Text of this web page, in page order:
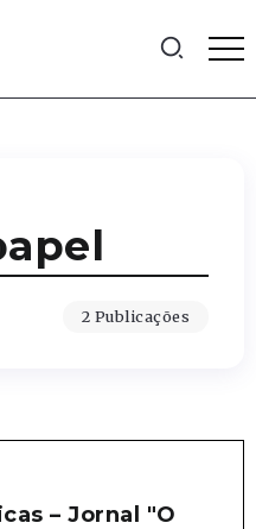
2 Publicações
– Jornal "O